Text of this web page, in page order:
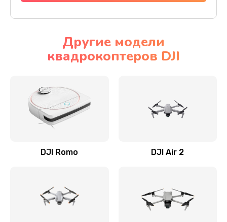
Другие модели
квадрокоптеров DJI
DJI Romo DJI Air 2